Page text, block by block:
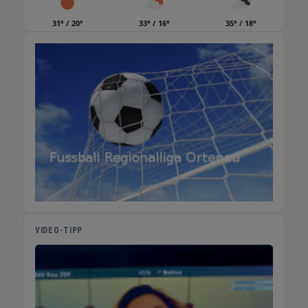
31° / 20° 33° / 16° 35° / 18°
VIDEO-TIPP